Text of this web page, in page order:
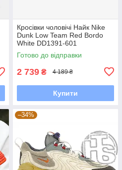
Кросівки чоловічі Найк Nike
Dunk Low Team Red Bordo
White DD1391-601
Готово до відправки
2 739 ₴ 4 189 ₴
Купити
–34%